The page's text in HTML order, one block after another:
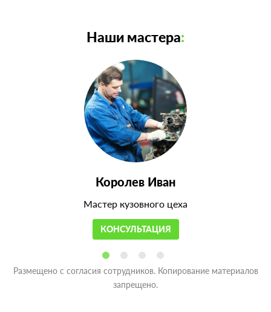
Наши мастера:
Королев Иван
Мастер кузовного цеха
КОНСУЛЬТАЦИЯ
Размещено с согласия сотрудников. Копирование материалов
запрещено.